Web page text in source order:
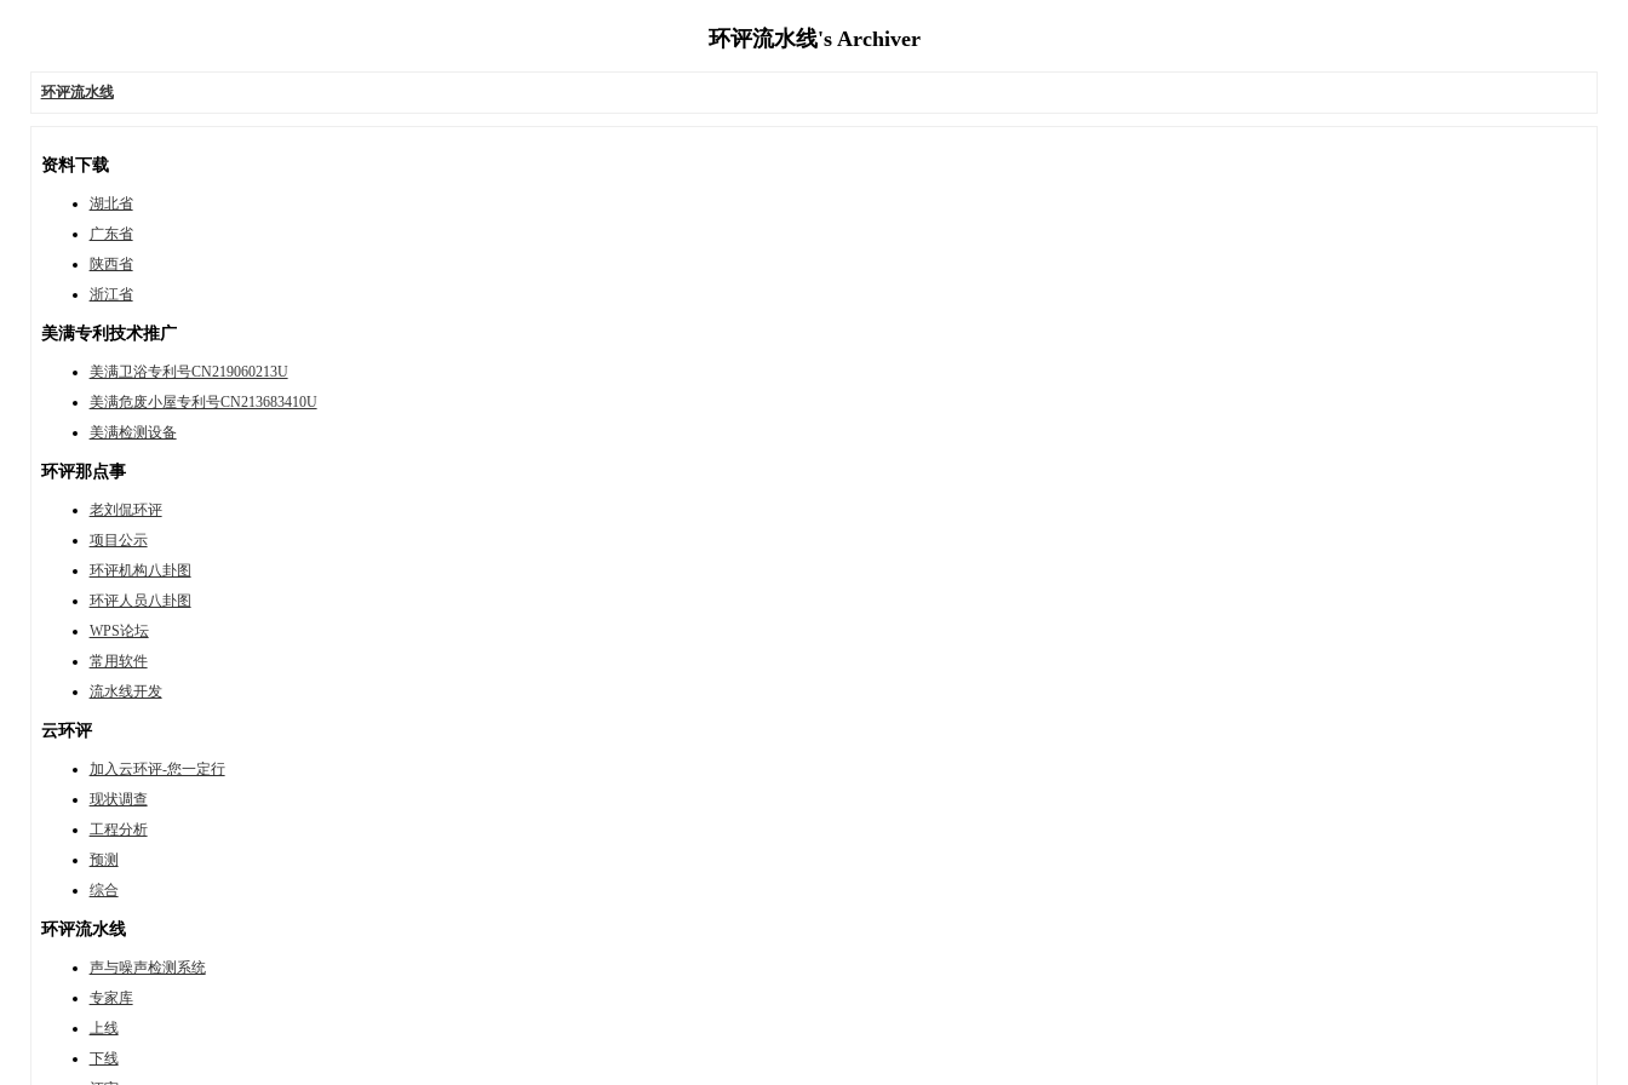
环评流水线's Archiver
环评流水线
资料下载
湖北省
广东省
陕西省
浙江省
美满专利技术推广
美满卫浴专利号CN219060213U
美满危废小屋专利号CN213683410U
美满检测设备
环评那点事
老刘侃环评
项目公示
环评机构八卦图
环评人员八卦图
WPS论坛
常用软件
流水线开发
云环评
加入云环评-您一定行
现状调查
工程分析
预测
综合
环评流水线
声与噪声检测系统
专家库
上线
下线